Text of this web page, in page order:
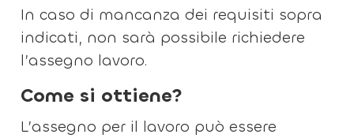
In caso di mancanza dei requisiti sopra
indicati, non sarà possibile richiedere
l’assegno lavoro.
Come si ottiene?
L’assegno per il lavoro può essere